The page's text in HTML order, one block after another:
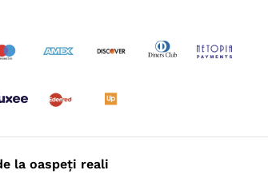
la oaspeți reali